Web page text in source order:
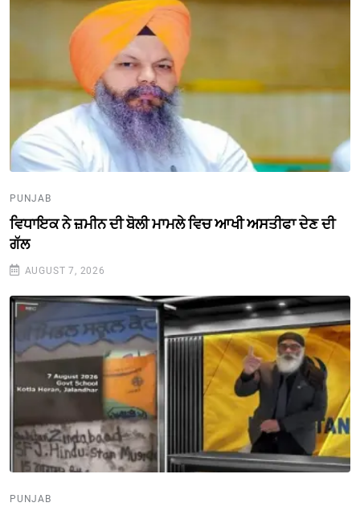
PUNJAB
ਵਿਧਾਇਕ ਨੇ ਜ਼ਮੀਨ ਦੀ ਬੋਲੀ ਮਾਮਲੇ ਵਿਚ ਆਖੀ ਅਸਤੀਫਾ ਦੇਣ ਦੀ
ਗੱਲ
AUGUST 7, 2026
PUNJAB